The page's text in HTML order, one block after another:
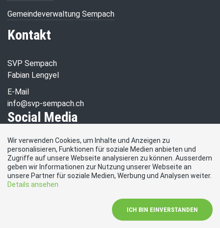
Gemeindeverwaltung Sempach
Kontakt
SVP Sempach
Fabian Lengyel
E-Mail
info@svp-sempach.ch
Social Media
Besuchen Sie uns bei:
| Kontakt
Wir verwenden Cookies, um Inhalte und Anzeigen zu
personalisieren, Funktionen für soziale Medien anbieten und
Zugriffe auf unsere Webseite analysieren zu können. Ausserdem
geben wir Informationen zur Nutzung unserer Webseite an
unsere Partner für soziale Medien, Werbung und Analysen weiter.
Details ansehen
ICH BIN EINVERSTANDEN